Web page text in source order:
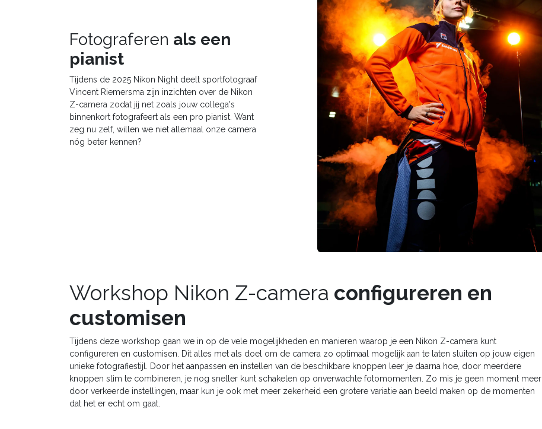
Fotograferen als een
pianist
Tijdens de 2025 Nikon Night deelt sportfotograaf
Vincent Riemersma zijn inzichten over de Nikon
Z-camera zodat jij net zoals jouw collega's
binnenkort fotografeert als een pro pianist. Want
zeg nu zelf, willen we niet allemaal onze camera
nóg beter kennen?
Workshop Nikon Z-camera configureren en
customisen
Tijdens deze workshop gaan we in op de vele mogelijkheden en manieren waarop je een Nikon Z-camera kunt
configureren en customisen. Dit alles met als doel om de camera zo optimaal mogelijk aan te laten sluiten op jouw eigen
unieke fotografiestijl. Door het aanpassen en instellen van de beschikbare knoppen leer je daarna hoe, door meerdere
knoppen slim te combineren, je nog sneller kunt schakelen op onverwachte fotomomenten. Zo mis je geen moment meer
door verkeerde instellingen, maar kun je ook met meer zekerheid een grotere variatie aan beeld maken op de momenten
dat het er echt om gaat.